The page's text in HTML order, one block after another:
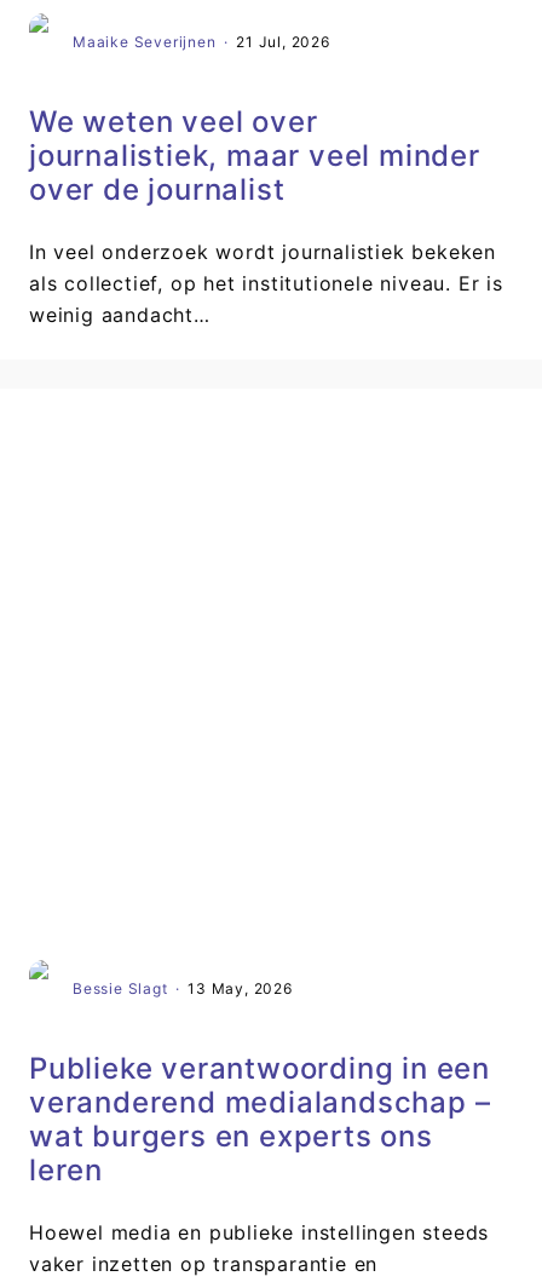
Maaike Severijnen · 21 Jul, 2026
We weten veel over
journalistiek, maar veel minder
over de journalist
In veel onderzoek wordt journalistiek bekeken
als collectief, op het institutionele niveau. Er is
weinig aandacht…
Bessie Slagt · 13 May, 2026
Publieke verantwoording in een
veranderend medialandschap –
wat burgers en experts ons
leren
Hoewel media en publieke instellingen steeds
vaker inzetten op transparantie en